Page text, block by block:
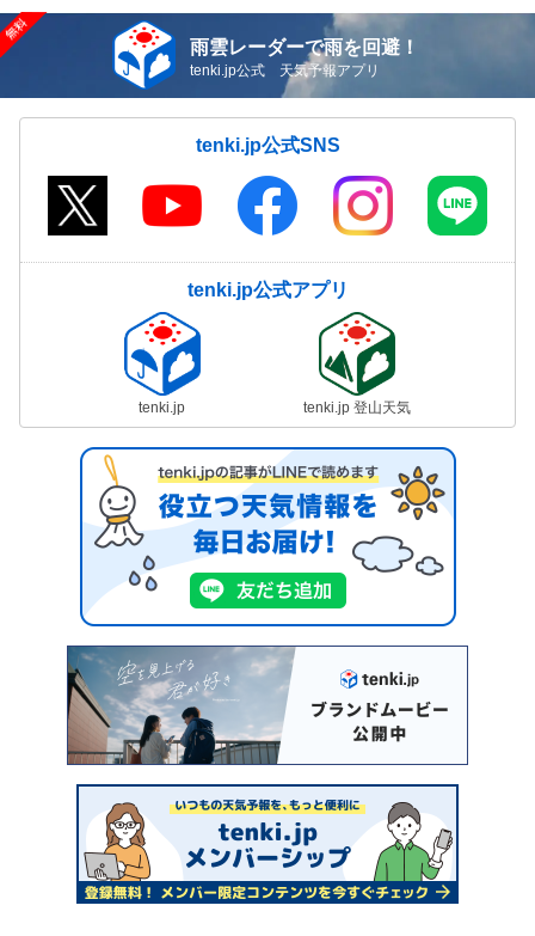
雨雲レーダーで雨を回避！
tenki.jp公式 天気予報アプリ
tenki.jp公式SNS
tenki.jp公式アプリ
tenki.jp tenki.jp 登山天気